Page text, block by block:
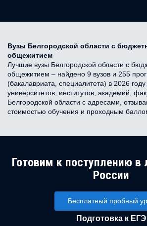
Вузы Белгородской области с
общежитием
Лучшие вузы Белгородской области с
общежитием – найдено 9 вузов и 255
(бакалавриата, специалитета) в 2026
университетов, институтов, академий,
Белгородской области с адресами,
стоимостью обучения и проходным
Готовим к поступлению в
России
Бесплатный пробный
Подготовка к ЕГЭ